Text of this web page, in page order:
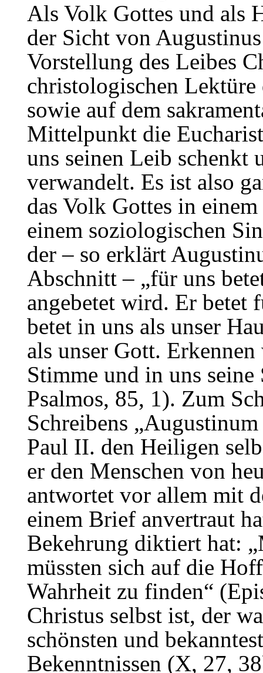
Als Volk Gottes und als
der Sicht von
Vorstellung des Leibes
christologischen Lektüre
sowie auf dem
Mittelpunkt die
uns seinen Leib schenkt
verwandelt. Es ist also
das Volk Gottes in
einem soziologischen
der – so erklärt
Abschnitt – „für uns
angebetet wird. Er betet
betet in uns als unser
als unser Gott.
Stimme und in uns
Psalmos, 85, 1). Zum
Schreibens
Paul II. den Heiligen
er den Menschen von
antwortet vor allem mit
einem Brief anvertraut
Bekehrung diktiert hat:
müssten sich auf die
Wahrheit zu finden“
Christus selbst ist, der
schönsten und
Bekenntnissen (X, 27,